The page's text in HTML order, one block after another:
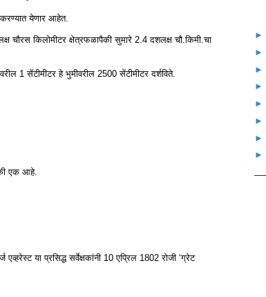
येणार आहेत.
चौरस किलोमीटर क्षेत्रफळापैकी सुमारे 2.4 दशलक्ष चौ.किमी.चा
1 सेंटीमीटर हे भुमीवरील 2500 सेंटीमीटर दर्शविते.
एक आहे.
या प्रसिद्ध सर्वेक्षकांनी 10 एप्रिल 1802 रोजी ‘ग्रेट
►
►
►
►
►
►
►
►